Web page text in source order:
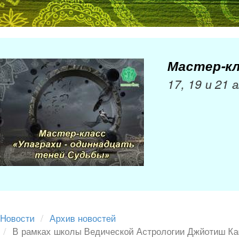
Мастер-
17, 19 и 21
Новости
Архив новостей
В рамках школы Ведической Астрологии Джйотиш